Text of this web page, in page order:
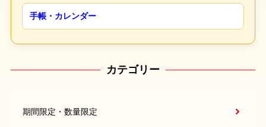
手帳・カレンダー
カテゴリー
期間限定・数量限定